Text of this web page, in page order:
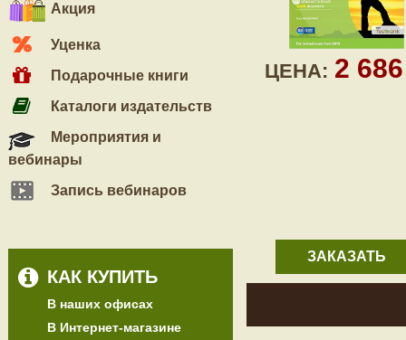
Акция
Уценка
Подарочные книги
Каталоги издательств
Мероприятия и
вебинары
Запись вебинаров
КАК КУПИТЬ
В наших офисах
В Интернет-магазине
ЦЕНА: 2
ЗАКАЗАТЬ